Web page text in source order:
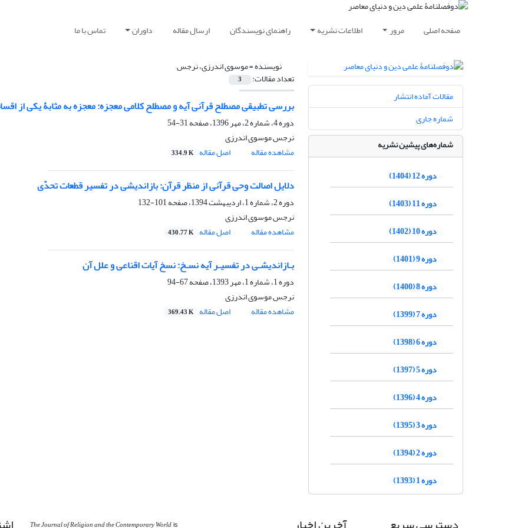
صفحه اصلی مرور اطلاعات نشریه راهنمای نویسندگان ارسال مقاله داوران تماس با ما
نویسنده =موسوی اندرزی، نرجس
تعداد مقالات: 3
بررسی تطبیقی مصطلح قرآنی آیه و مصطلح کلامی معجزه: معجزه به مثابۀ یکی از
دوره 4، شماره 2، مهر 1396، صفحه
31-54
نرجس موسوی اندرزی
مشاهده مقاله
اصل مقاله 334.9 K
دلایل اصالت وحی قرآنی از منظر قرآن: بازاندیشی در تفسیر قطعات تحدّی
دوره 2، شماره 1، اردیبهشت 1394، صفحه
101-132
نرجس موسوی اندرزی
مشاهده مقاله
اصل مقاله 430.77 K
بـازاندیشـی در تفسیـر آیه نسـخ: نسخ آیات اقناعی و علل آن
دوره 1، شماره 1، مهر 1393، صفحه
67-94
نرجس موسوی اندرزی
مشاهده مقاله
اصل مقاله 369.43 K
مقالات آماده انتشار
شماره جاری
شماره‌های پیشین نشریه
دوره 12 (1404)
دوره 11 (1403)
دوره 10 (1402)
دوره 9 (1401)
دوره 8 (1400)
دوره 7 (1399)
دوره 6 (1398)
دوره 5 (1397)
دوره 4 (1396)
دوره 3 (1395)
دوره 2 (1394)
دوره 1 (1393)
The Journal of Religion and the Contemporary World is